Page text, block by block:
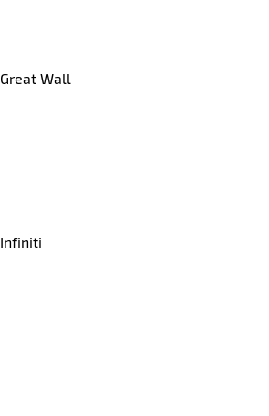
Great Wall
Infiniti